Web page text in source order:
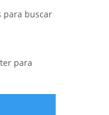
para buscar
para